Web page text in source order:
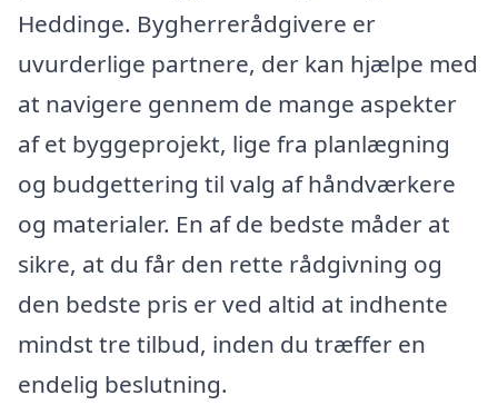
Heddinge. Bygherrerådgivere er
uvurderlige partnere, der kan hjælpe med
at navigere gennem de mange aspekter
af et byggeprojekt, lige fra planlægning
og budgettering til valg af håndværkere
og materialer. En af de bedste måder at
sikre, at du får den rette rådgivning og
den bedste pris er ved altid at indhente
mindst tre tilbud, inden du træffer en
endelig beslutning.